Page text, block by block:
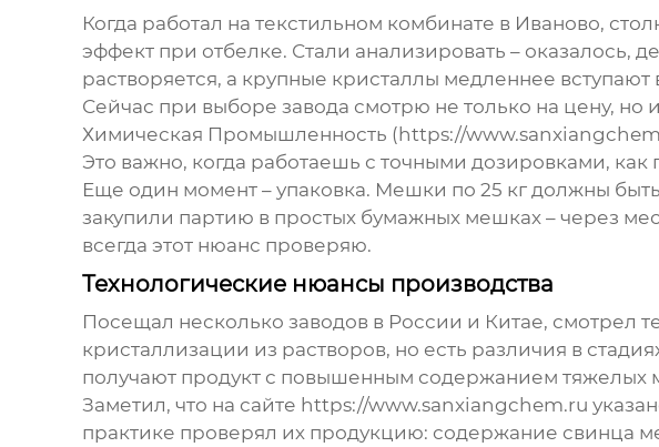
Когда работал на текстильном комбинате в Иваново,
эффект при отбелке. Стали анализировать – оказалось,
растворяется, а крупные кристаллы медленнее
Сейчас при выборе завода смотрю не только на цену, но
Химическая Промышленность (https://
Это важно, когда работаешь с точными дозировками,
Еще один момент – упаковка. Мешки по 25 кг должны
закупили партию в простых бумажных мешках – через
всегда этот нюанс проверяю.
Технологические нюансы производства
Посещал несколько заводов в России и Китае, смотрел
кристаллизации из растворов, но есть различия в
получают продукт с повышенным содержанием тяжелых
Заметил, что на сайте https://www.sanxiangchem.ru
практике проверял их продукцию: содержание свинца